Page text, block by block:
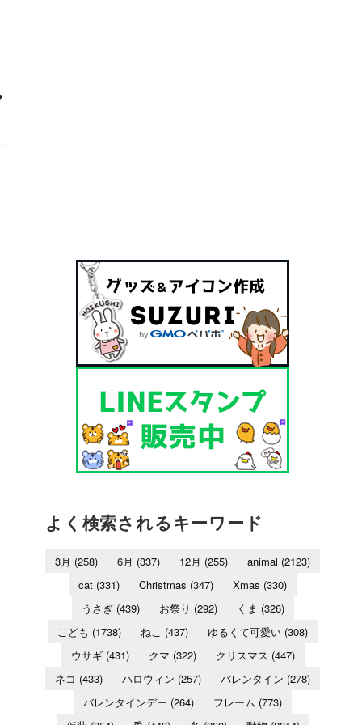
よく検索されるキーワード
3月 (258) 6月 (337) 12月 (255) animal (2123)
cat (331) Christmas (347) Xmas (330)
うさぎ(439) お祭り (292) くま (326)
こども (1738) ねこ (437) ゆるくて可愛い (308)
ウサギ(431) クマ (322) クリスマス (447)
ネコ (433) ハロウィン (257) バレンタイン (278)
バレンタインデー (264) フレーム (773)